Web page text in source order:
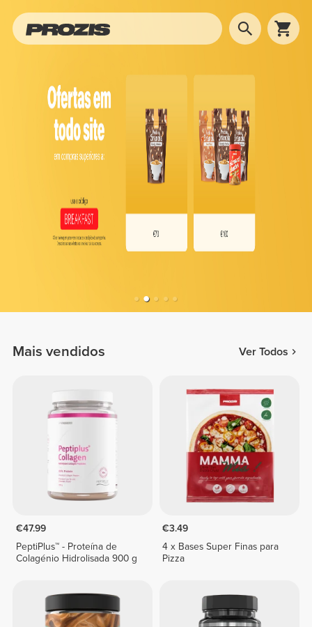
Mais vendidos Ver Todos
€47.99
PeptiPlus™ - Proteína de
Colagénio Hidrolisada 900 g
€3.49
4 x Bases Super Finas para
Pizza